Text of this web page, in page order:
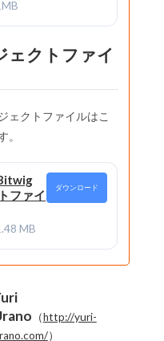
ェクトファイ
ェクトファイルはこ
ファイ
MB
ダウンロード
（http://yuri-
）